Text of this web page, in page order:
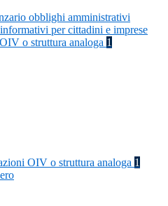
obblighi amministrativi
per cittadini e imprese
o struttura analoga 1
OIV o struttura analoga 1